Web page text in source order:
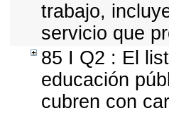
trabajo,
servicio que
85 I Q2 : El
educación
cubren con